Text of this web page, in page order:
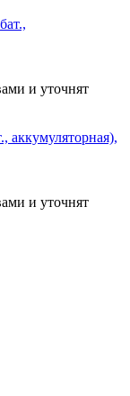
и уточнят
аккумуляторная),
и уточнят